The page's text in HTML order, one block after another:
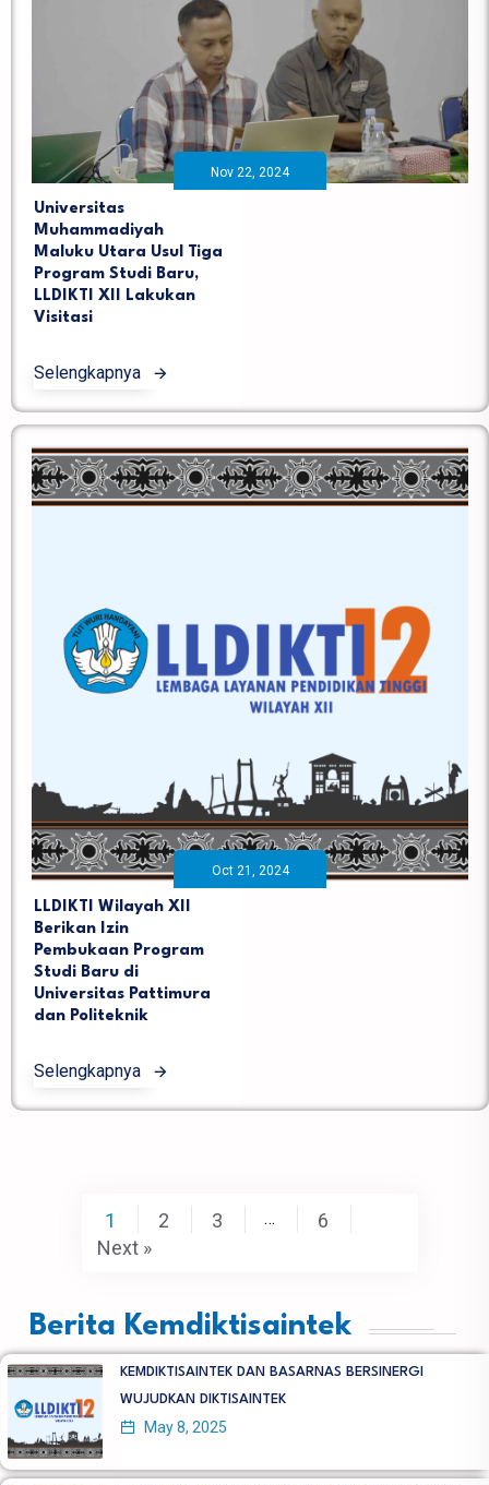
Nov 22, 2024
Universitas
Muhammadiyah
Maluku Utara Usul Tiga
Program Studi Baru,
LLDIKTI XII Lakukan
Visitasi
Selengkapnya
Oct 21, 2024
LLDIKTI Wilayah XII
Berikan Izin
Pembukaan Program
Studi Baru di
Universitas Pattimura
dan Politeknik
Selengkapnya
1 2 3 …
6
Next »
Berita Kemdiktisaintek
KEMDIKTISAINTEK DAN BASARNAS BERSINERGI
WUJUDKAN DIKTISAINTEK
May 8, 2025